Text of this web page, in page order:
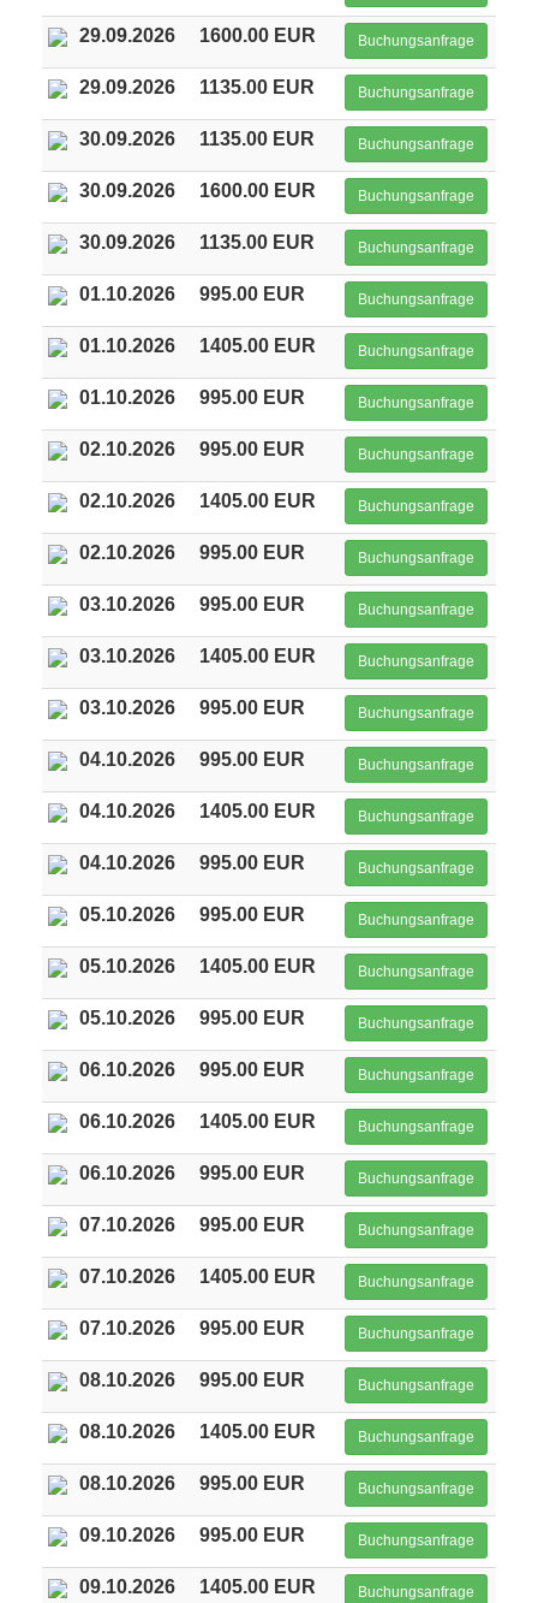
29.09.2026 1600.00 EUR Buchungsanfrage
29.09.2026 1135.00 EUR Buchungsanfrage
30.09.2026 1135.00 EUR Buchungsanfrage
30.09.2026 1600.00 EUR Buchungsanfrage
30.09.2026 1135.00 EUR Buchungsanfrage
01.10.2026 995.00 EUR Buchungsanfrage
01.10.2026 1405.00 EUR Buchungsanfrage
01.10.2026 995.00 EUR Buchungsanfrage
02.10.2026 995.00 EUR Buchungsanfrage
02.10.2026 1405.00 EUR Buchungsanfrage
02.10.2026 995.00 EUR Buchungsanfrage
03.10.2026 995.00 EUR Buchungsanfrage
03.10.2026 1405.00 EUR Buchungsanfrage
03.10.2026 995.00 EUR Buchungsanfrage
04.10.2026 995.00 EUR Buchungsanfrage
04.10.2026 1405.00 EUR Buchungsanfrage
04.10.2026 995.00 EUR Buchungsanfrage
05.10.2026 995.00 EUR Buchungsanfrage
05.10.2026 1405.00 EUR Buchungsanfrage
05.10.2026 995.00 EUR Buchungsanfrage
06.10.2026 995.00 EUR Buchungsanfrage
06.10.2026 1405.00 EUR Buchungsanfrage
06.10.2026 995.00 EUR Buchungsanfrage
07.10.2026 995.00 EUR Buchungsanfrage
07.10.2026 1405.00 EUR Buchungsanfrage
07.10.2026 995.00 EUR Buchungsanfrage
08.10.2026 995.00 EUR Buchungsanfrage
08.10.2026 1405.00 EUR Buchungsanfrage
08.10.2026 995.00 EUR Buchungsanfrage
09.10.2026 995.00 EUR Buchungsanfrage
09.10.2026 1405.00 EUR Buchungsanfrage